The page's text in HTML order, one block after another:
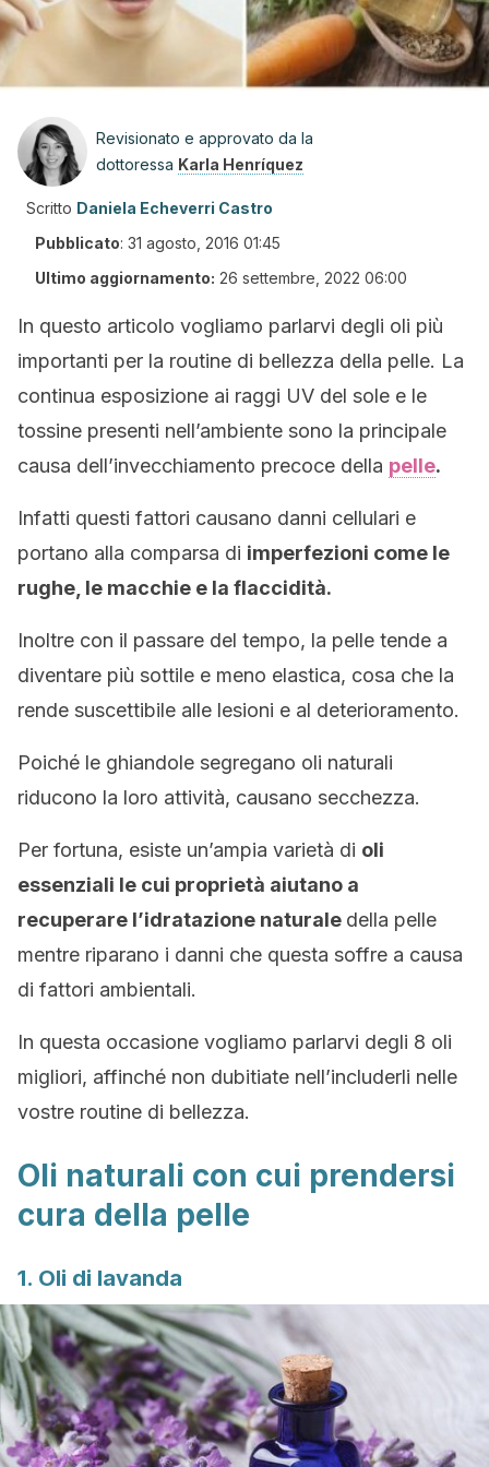
Revisionato e approvato da la
dottoressa Karla Henríquez
Scritto Daniela Echeverri Castro
Pubblicato: 31 agosto, 2016 01:45
Ultimo aggiornamento: 26 settembre, 2022 06:00
In questo articolo vogliamo parlarvi degli oli più
importanti per la routine di bellezza della pelle. La
continua esposizione ai raggi UV del sole e le
tossine presenti nell’ambiente sono la principale
causa dell’invecchiamento precoce della pelle.
Infatti questi fattori causano danni cellulari e
portano alla comparsa di imperfezioni come le
rughe, le macchie e la flaccidità.
Inoltre con il passare del tempo, la pelle tende a
diventare più sottile e meno elastica, cosa che la
rende suscettibile alle lesioni e al deterioramento.
Poiché le ghiandole segregano oli naturali
riducono la loro attività, causano secchezza.
Per fortuna, esiste un’ampia varietà di oli
essenziali le cui proprietà aiutano a
recuperare l’idratazione naturale della pelle
mentre riparano i danni che questa soffre a causa
di fattori ambientali.
In questa occasione vogliamo parlarvi degli 8 oli
migliori, affinché non dubitiate nell’includerli nelle
vostre routine di bellezza.
Oli naturali con cui prendersi
cura della pelle
1. Oli di lavanda